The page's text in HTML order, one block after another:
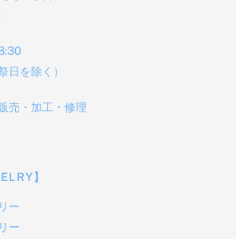
日を除く）
売・加工・修理
】
ー
ー